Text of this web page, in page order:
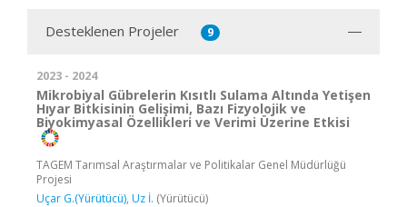
Desteklenen Projeler 9
2023 - 2024
Mikrobiyal Gübrelerin Kısıtlı Sulama Altında Yetişen
Hıyar Bitkisinin Gelişimi, Bazı Fizyolojik ve
Biyokimyasal Özellikleri ve Verimi Üzerine Etkisi
TAGEM Tarımsal Araştırmalar ve Politikalar Genel Müdürlüğü
Projesi
Uçar G.(Yürütücü), Uz İ. (Yürütücü)